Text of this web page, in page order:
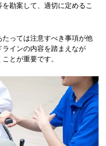
勘案して、適切に定めるこ
っては注意すべき事項が他
インの内容を踏まえなが
とが重要です。